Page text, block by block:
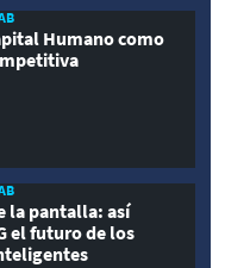
Humano como
la pantalla: así
el futuro de los